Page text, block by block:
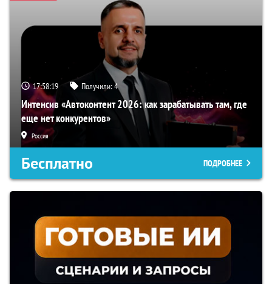
17:58:18 Получили:4
Интенсив «Автоконтент 2026: как зарабатывать там, где
еще нет конкурентов»
Россия
Бесплатно ПОДРОБНЕЕ